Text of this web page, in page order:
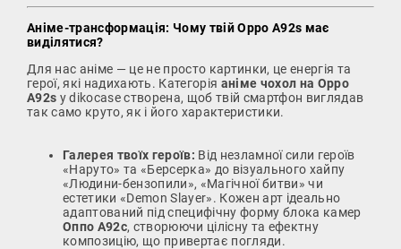
Аніме-трансформація: Чому твій Oppo A92s має
виділятися?
Для нас аніме — це не просто картинки, це енергія та
герої, які надихають. Категорія аніме чохол на Oppo
A92s у dikocase створена, щоб твій смартфон виглядав
так само круто, як і його характеристики.
Галерея твоїх героїв: Від незламної сили героїв
«Наруто» та «Берсерка» до візуального хайпу
«Людини-бензопили», «Магічної битви» чи
естетики «Demon Slayer». Кожен арт ідеально
адаптований під специфічну форму блока камер
Оппо А92с, створюючи цілісну та ефектну
композицію, що привертає погляди.